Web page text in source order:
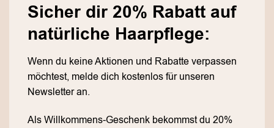
Sicher dir 20% Rabatt auf
natürliche Haarpflege:
Wenn du keine Aktionen und Rabatte verpassen
möchtest, melde dich kostenlos für unseren
Newsletter an.
Als Willkommens-Geschenk bekommst du 20%